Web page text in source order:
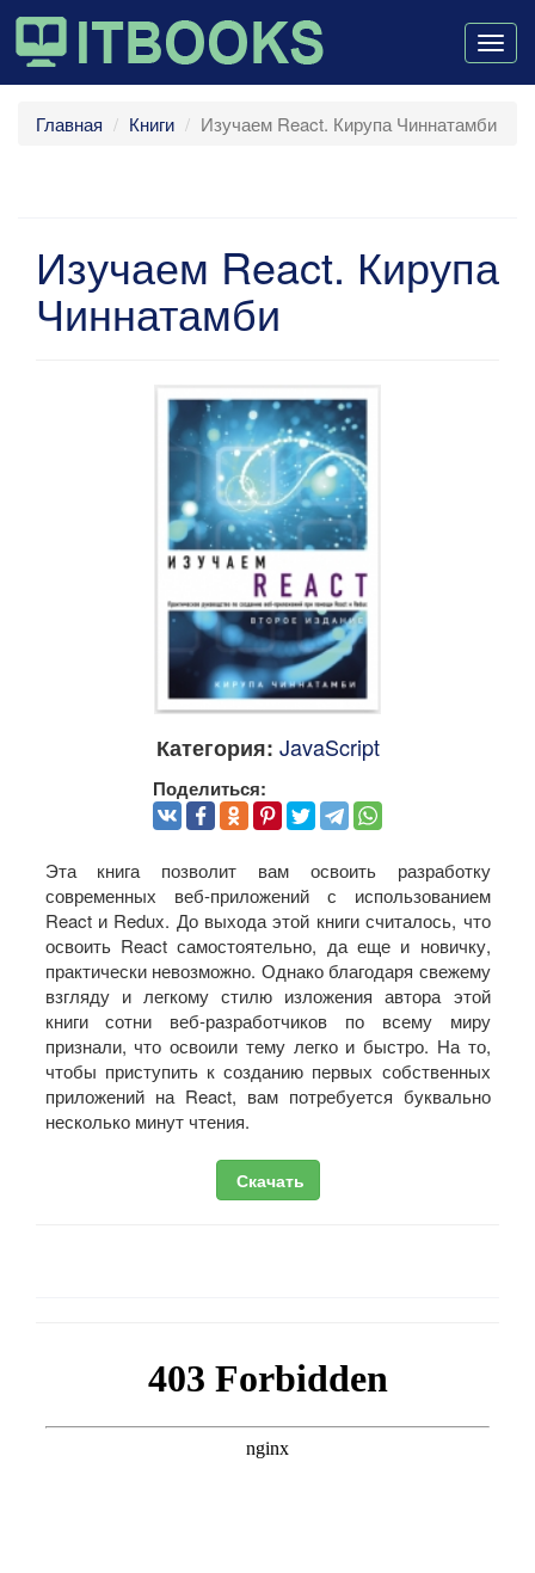
Главная Книги Изучаем React. Кирупа Чиннатамби
Изучаем React. Кирупа
Чиннатамби
Категория: JavaScript
Поделиться:
Эта книга позволит вам освоить разработку
современных веб-приложений с использованием
React и Redux. До выхода этой книги считалось, что
освоить React самостоятельно, да еще и новичку,
практически невозможно. Однако благодаря свежему
взгляду и легкому стилю изложения автора этой
книги сотни веб-разработчиков по всему миру
признали, что освоили тему легко и быстро. На то,
чтобы приступить к созданию первых собственных
приложений на React, вам потребуется буквально
несколько минут чтения.
Скачать